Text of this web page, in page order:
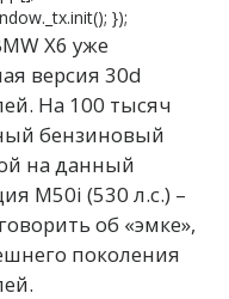
});
X6 уже
версия 30d
На 100 тысяч
бензиновый
на данный
M50i (530 л.с.) –
об «эмке»,
поколения